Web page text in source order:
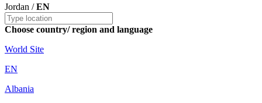
Jordan /EN
Choose country/ region and language
World Site
EN
Albania